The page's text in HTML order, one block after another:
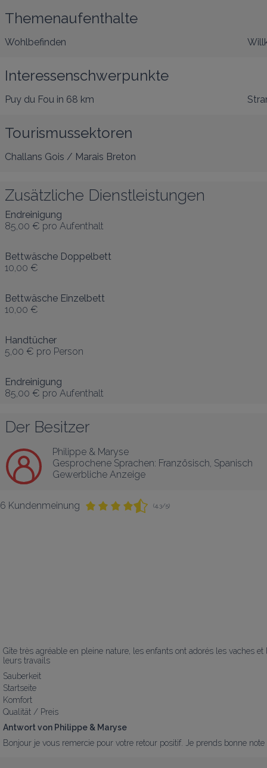
Themenaufenthalte
Wohlbefinden
Interessenschwerpunkte
Puy du Fou in 68 km
Tourismussektoren
Challans Gois / Marais Breton
Zusätzliche Dienstleistungen
Endreinigung
85,00 € pro Aufenthalt
Bettwäsche Doppelbett
10,00 €
Bettwäsche Einzelbett
10,00 €
Handtücher
5,00 € pro Person
Endreinigung
85,00 € pro Aufenthalt
Der Besitzer
Philippe & Maryse
Gesprochene Sprachen: Französisch, Spanisch
Gewerbliche Anzeige
6 Kundenmeinung (4,3/5)
Gîte très agréable en pleine nature, les enfants ont adorés les vaches
leurs travails
Sauberkeit
Startseite
Komfort
Qualität / Preis
Antwort von Philippe & Maryse
Bonjour je vous remercie pour votre retour positif. Je prends bonne